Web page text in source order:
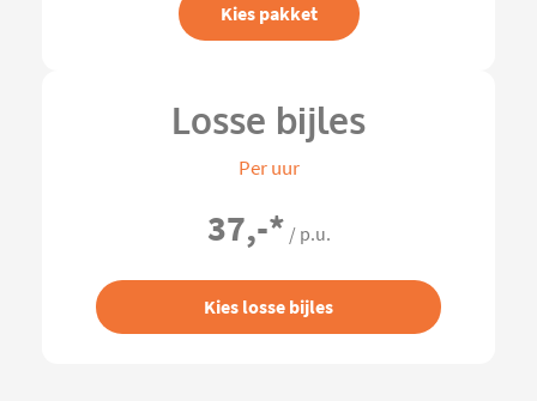
Kies pakket
Losse bijles
Per uur
37,-* / p.u.
Kies losse bijles